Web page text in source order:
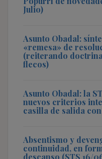
Julio)
Asunto Obadal:
«remesa» de
(reiterando
flecos)
Asunto Obadal: la
nuevos criterios
casilla de salida
Absentismo y
continuidad, en
descanso (STS 16/